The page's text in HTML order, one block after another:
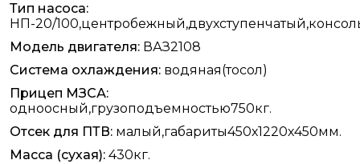
Тип насоса:
НП-20/
Модель двигателя: ВАЗ2108
Система охлаждения: водяная(тосол)
Прицеп МЗСА:
одноосный,грузоподъемностью750кг.
Отсек для ПТВ: малый,габариты450х1220х450мм.
Масса (сухая): 430кг.